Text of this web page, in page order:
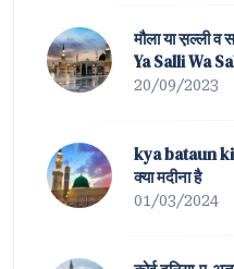
मौला या स़ल्ली
Ya Salli Wa
20/09/2023
kya bataun ki
क्या मदीना है
01/03/2024